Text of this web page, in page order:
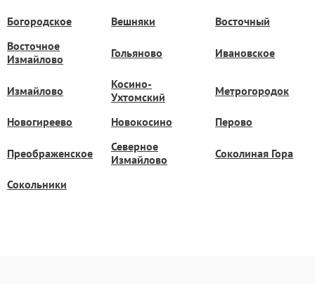
Богородское Вешняки
Восточный
Восточное
Измайлово
Гольяново Ивановское
Измайлово
Косино-
Ухтомский
Метрогородок
Новогиреево Новокосино Перово
Преображенское
Северное
Измайлово
Соколиная Гора
Сокольники